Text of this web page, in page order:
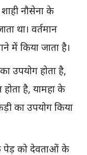
नौसेना के
था। वर्तमान
में किया जाता है।
उपयोग होता है,
है, यामहा के
का उपयोग किया
पेड़ को देवताओं के